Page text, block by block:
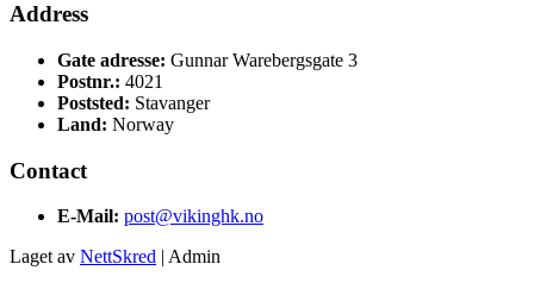
Address
Gate adresse: Gunnar Warebergsgate 3
Postnr.: 4021
Poststed: Stavanger
Land: Norway
Contact
E-Mail: post@vikinghk.no
Laget av NettSkred | Admin